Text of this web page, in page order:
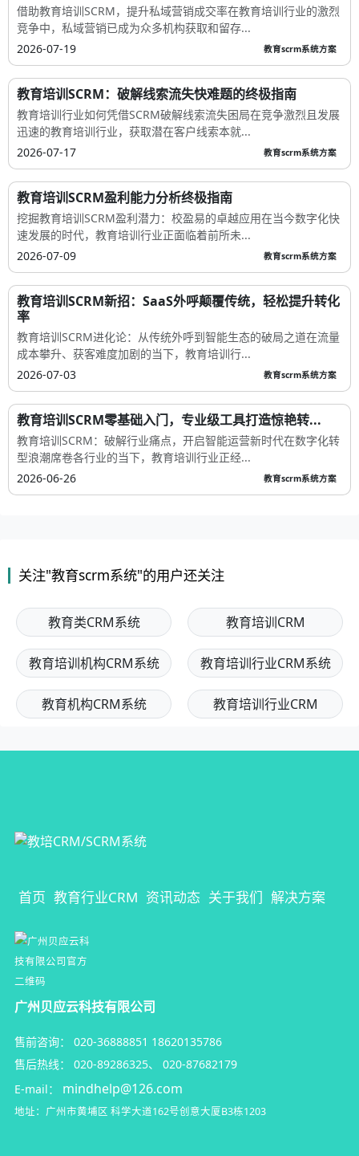
借助教育培训SCRM，提升私域营销成交率在教育培训行业的激烈
竞争中，私域营销已成为众多机构获取和留存...
2026-07-19
教育scrm系统方案
教育培训SCRM：破解线索流失快难题的终极指南
教育培训行业如何凭借SCRM破解线索流失困局在竞争激烈且发展
迅速的教育培训行业，获取潜在客户线索本就...
2026-07-17
教育scrm系统方案
教育培训SCRM盈利能力分析终极指南
挖掘教育培训SCRM盈利潜力：校盈易的卓越应用在当今数字化快
速发展的时代，教育培训行业正面临着前所未...
2026-07-09
教育scrm系统方案
教育培训SCRM新招：SaaS外呼颠覆传统，轻松提升转化
率
教育培训SCRM进化论：从传统外呼到智能生态的破局之道在流量
成本攀升、获客难度加剧的当下，教育培训行...
2026-07-03
教育scrm系统方案
教育培训SCRM零基础入门，专业级工具打造惊艳转...
教育培训SCRM：破解行业痛点，开启智能运营新时代在数字化转
型浪潮席卷各行业的当下，教育培训行业正经...
2026-06-26
教育scrm系统方案
关注"教育scrm系统"的用户还关注
教育类CRM系统 教育培训CRM
教育培训机构CRM系统 教育培训行业CRM系统
教育机构CRM系统 教育培训行业CRM
首页 教育行业CRM 资讯动态 关于我们 解决方案
广州贝应云科技有限公司
售前咨询： 020-36888851 18620135786
售后热线：
020-89286325、 020-87682179
E-mail：
mindhelp@126.com
地址：广州市黄埔区 科学大道162号创意大厦B3栋1203